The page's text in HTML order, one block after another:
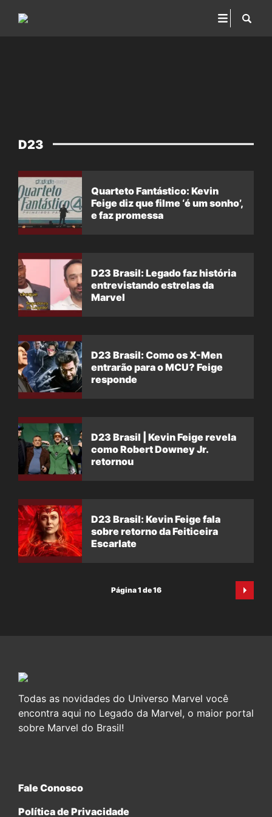
D23
Quarteto Fantástico: Kevin
Feige diz que filme ‘é um sonho’,
e faz promessa
D23 Brasil: Legado faz história
entrevistando estrelas da
Marvel
D23 Brasil: Como os X-Men
entrarão para o MCU? Feige
responde
D23 Brasil | Kevin Feige revela
como Robert Downey Jr.
retornou
D23 Brasil: Kevin Feige fala
sobre retorno da Feiticeira
Escarlate
Página 1 de 16
Todas as novidades do Universo Marvel você
encontra aqui no Legado da Marvel, o maior portal
sobre Marvel do Brasil!
Fale Conosco
Política de Privacidade